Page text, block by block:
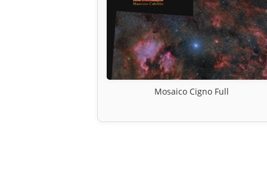
Mosaico Cigno Full